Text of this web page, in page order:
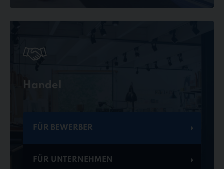
Handel
FÜR BEWERBER
FÜR UNTERNEHMEN